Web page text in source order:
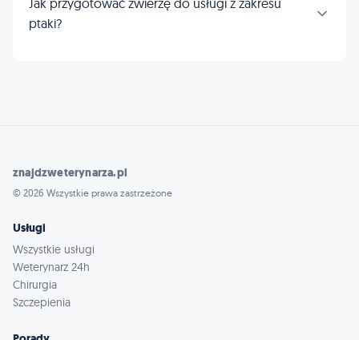
Jak przygotować zwierzę do usługi z zakresu
ptaki?
znajdzweterynarza.pl
© 2026 Wszystkie prawa zastrzeżone
Usługi
Wszystkie usługi
Weterynarz 24h
Chirurgia
Szczepienia